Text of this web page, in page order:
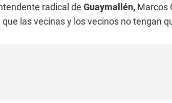
radical de Guaymallén, Marcos
las vecinas y los vecinos no tengan